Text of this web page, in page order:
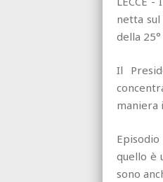
netta
della
Il
maniera
quello è
sono